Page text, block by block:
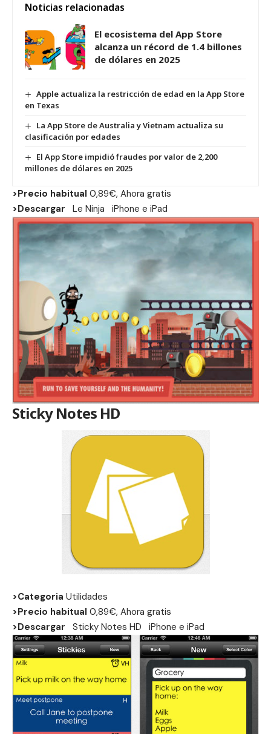
Noticias relacionadas
El ecosistema del App Store
alcanza un récord de 1.4 billones
de dólares en 2025
Apple actualiza la restricción de edad en la App Store
en Texas
La App Store de Australia y Vietnam actualiza su
clasificación por edades
El App Store impidió fraudes por valor de 2,200
millones de dólares en 2025
>Precio habitual 0,89€, Ahora gratis
>Descargar
Le Ninja iPhone e iPad
Sticky Notes HD
>Categoria Utilidades
>Precio habitual 0,89€, Ahora gratis
>Descargar
Sticky Notes HD iPhone e iPad